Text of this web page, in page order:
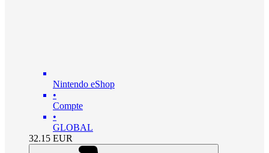
Nintendo eShop
•
Compte
•
GLOBAL
32.15 EUR